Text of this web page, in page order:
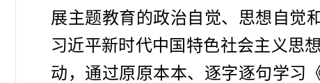
展主题教育的政治自觉、思想自觉
习近平新时代中国特色社会主义思
动，通过原原本本、逐字逐句学习